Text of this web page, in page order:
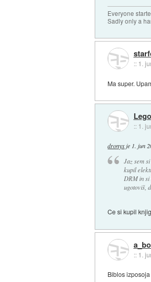
Everyone
Sadly only a
:: 1.
Ma super.
:: 1.
dronyxje 1. jun
Jaz sem
kupil
DRM in si
ugotoviš,
Ce si kupil
:: 1.
Biblos